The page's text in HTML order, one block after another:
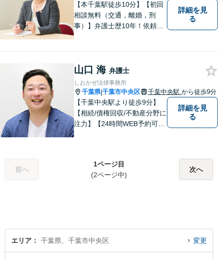
【本千葉駅徒歩10分】【初回
相談無料（交通，離婚，刑
事）】弁護士歴10年！依頼者
間・休日対応】【メール24時
間対応◎】
詳細を見
る
山口 海 弁護士
しおかぜ法律事務所
千葉県|千葉市中央区 千葉中央駅 から徒歩9分
【千葉中央駅より徒歩9分】
【相続/債権回収/不動産分野に
注力】【24時間WEB予約可
最終手段と考えず、お気軽に
ご相談ください。
詳細を見
る
前へ
1ページ目
(2ページ中)
次へ
エリア 千葉県、千葉市中央区 変更